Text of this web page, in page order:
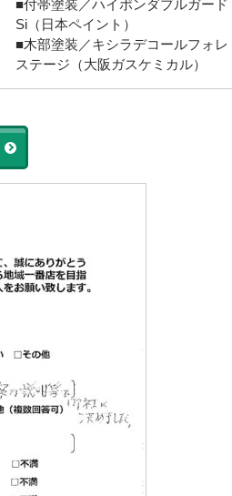
■付帯塗装／ハイポンダブルガード
Si（日本ペイント）
■木部塗装／キシラデコールフォレ
ステージ（大阪ガスケミカル）